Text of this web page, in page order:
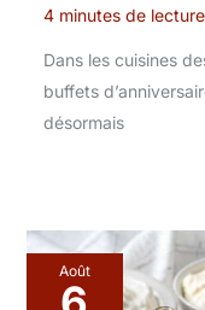
4 minutes de lecture
Dans les cuisines
buffets
désormais
Août